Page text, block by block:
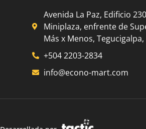
Avenida La Paz, Edificio
Miniplaza, enfrente de
Más x Menos,
+504 2203-2834
info@econo-mart.com